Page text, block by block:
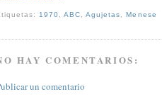
1970 ,ABC ,Agujetas ,Menese
HAY COMENTARIOS:
un comentario